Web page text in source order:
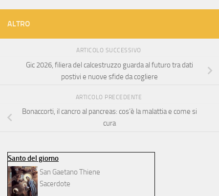
ALTRO
ARTICOLO SUCCESSIVO
Gic 2026, filiera del calcestruzzo guarda al futuro tra dati
postivi e nuove sfide da cogliere
ARTICOLO PRECEDENTE
Bonaccorti, il cancro al pancreas: cos’è la malattia e come si
cura
Santo del giorno
San Gaetano Thiene
Sacerdote